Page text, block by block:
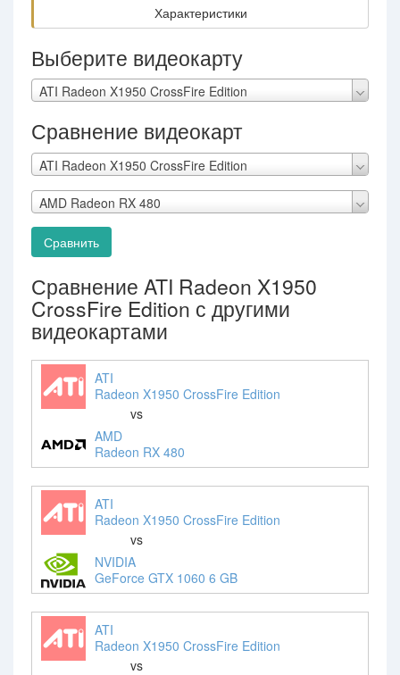
Характеристики
Выберите видеокарту
ATI Radeon X1950 CrossFire Edition
Сравнение видеокарт
ATI Radeon X1950 CrossFire Edition
AMD Radeon RX 480
Сравнить
Сравнение ATI Radeon X1950
CrossFire Edition с другими
видеокартами
ATI
Radeon X1950 CrossFire Edition
vs
AMD
Radeon RX 480
ATI
Radeon X1950 CrossFire Edition
vs
NVIDIA
GeForce GTX 1060 6 GB
ATI
Radeon X1950 CrossFire Edition
vs